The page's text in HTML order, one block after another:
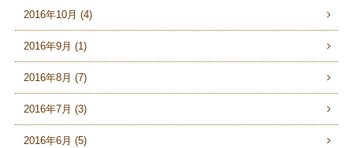
2016年10月 (4)
2016年9月 (1)
2016年8月 (7)
2016年7月 (3)
2016年6月 (5)